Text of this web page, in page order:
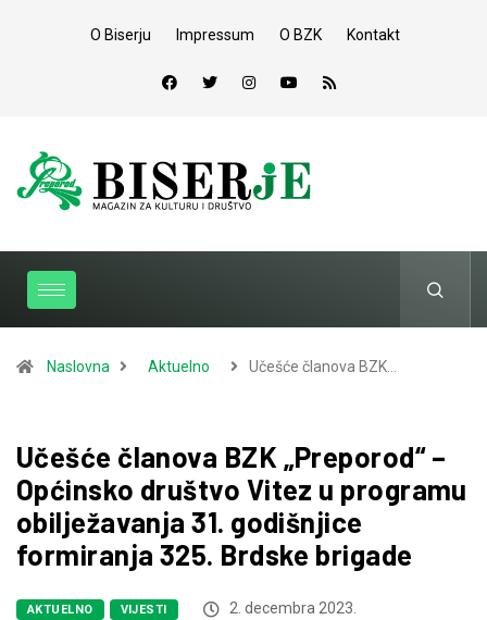
O Biserju Impressum O BZK Kontakt
Naslovna Aktuelno Učešće članova BZK…
Učešće članova BZK „Preporod“ –
Općinsko društvo Vitez u programu
obilježavanja 31. godišnjice
formiranja 325. Brdske brigade
AKTUELNO VIJESTI 2. decembra 2023.